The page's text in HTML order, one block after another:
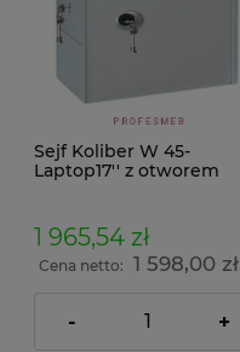
Sejf Koliber W 45-
Laptop17'' z otworem
1 965,54 zł
Cena netto: 1 598,00 zł
- +